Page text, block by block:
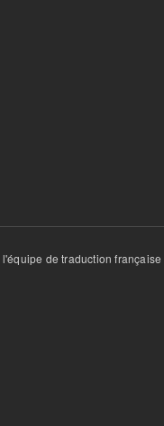
l'équipe de traduction française